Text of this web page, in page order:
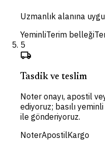
Uzmanlık alanına
YeminliTerim belleği
5
local_shipping
Tasdik ve teslim
Noter onayı, apostil
ediyoruz; basılı
ile gönderiyoruz.
NoterApostilKargo